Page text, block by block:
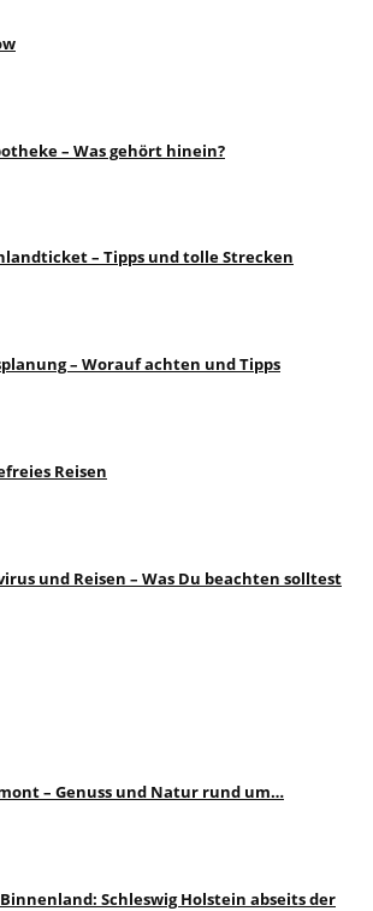
– Was gehört hinein?
– Tipps und tolle Strecken
– Worauf achten und Tipps
Reisen
und Reisen – Was Du beachten solltest
– Genuss und Natur rund um…
Schleswig Holstein abseits der